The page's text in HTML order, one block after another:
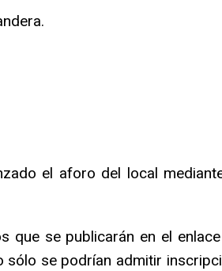
el aforo del local
se publicarán en el
se podrían admitir